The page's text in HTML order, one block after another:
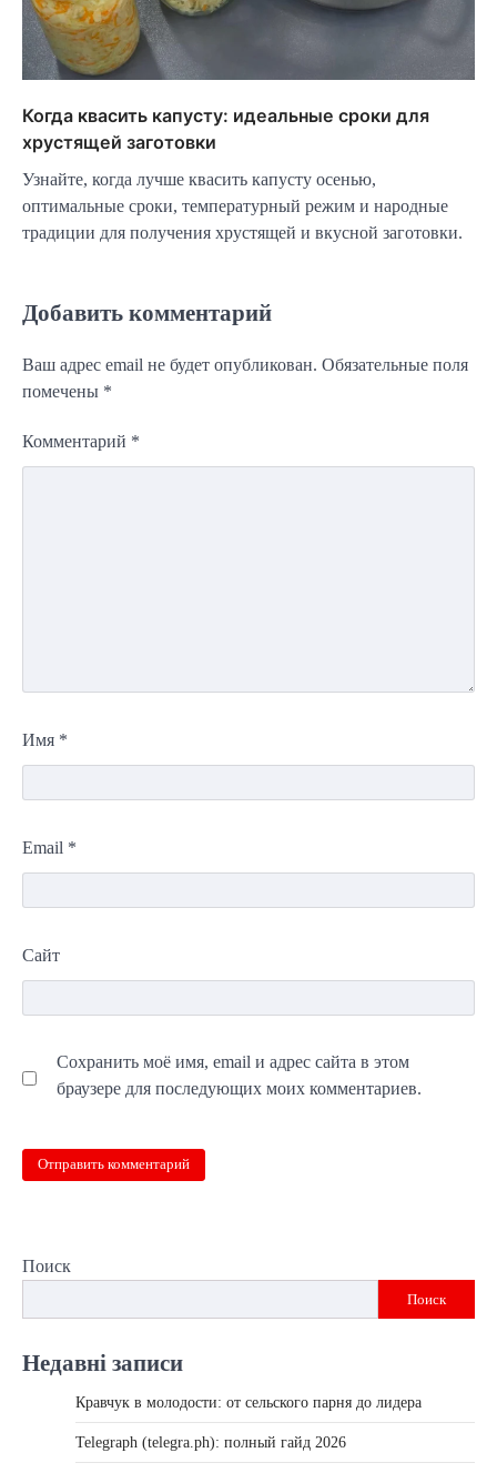
Когда квасить капусту: идеальные сроки для
хрустящей заготовки
Узнайте, когда лучше квасить капусту осенью,
оптимальные сроки, температурный режим и народные
традиции для получения хрустящей и вкусной заготовки.
Добавить комментарий
Ваш адрес email не будет опубликован. Обязательные поля
помечены *
Комментарий *
Имя *
Email *
Сайт
Сохранить моё имя, email и адрес сайта в этом
браузере для последующих моих комментариев.
Поиск
Поиск
Недавні записи
Кравчук в молодости: от сельского парня до лидера
Telegraph (telegra.ph): полный гайд 2026